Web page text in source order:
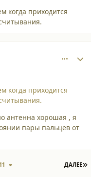
когда приходится
когда приходится
антенна хорошая , я
пары пальцев от
ДАЛЕЕ